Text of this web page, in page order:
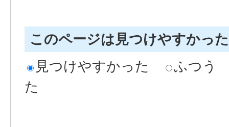
このページは見つけやすかっ
見つけやすかった
ふつう
た